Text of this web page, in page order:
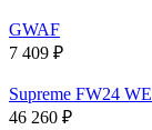
GWAF
7 409 ₽
Supreme FW24
46 260 ₽